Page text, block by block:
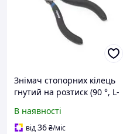
Знімач стопорних кілець
гнутий на розтиск (90 °, L-
609280SB
В наявності
від36₴/міс